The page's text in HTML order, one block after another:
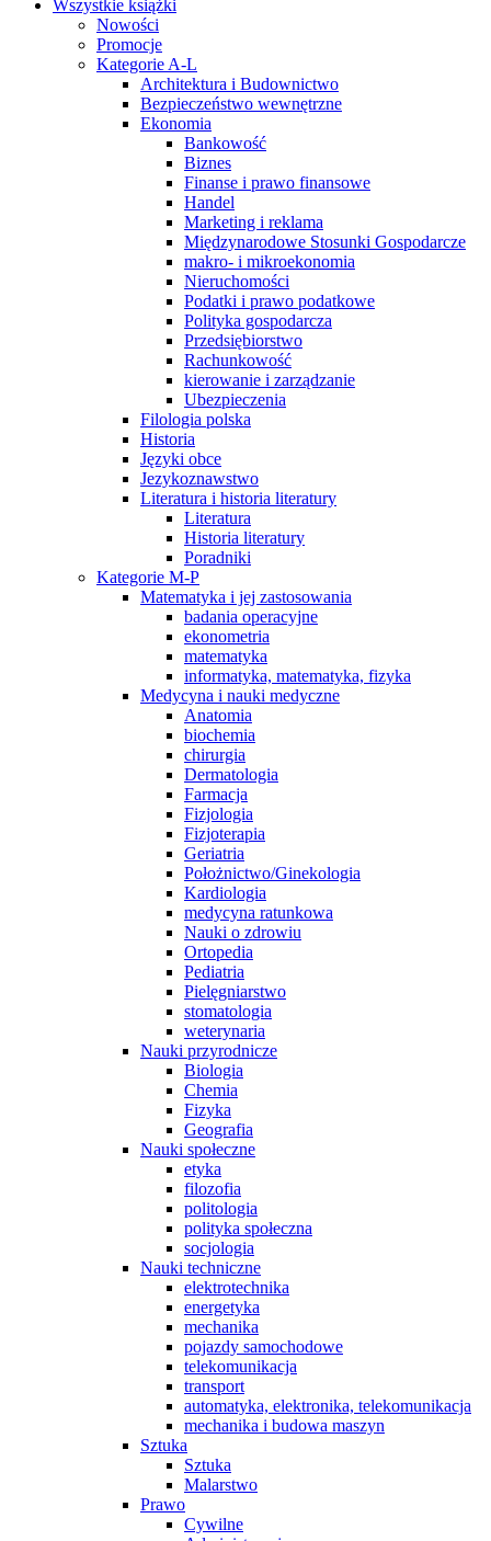
Wszystkie książki
Nowości
Promocje
Kategorie A-L
Architektura i Budownictwo
Bezpieczeństwo wewnętrzne
Ekonomia
Bankowość
Biznes
Finanse i prawo finansowe
Handel
Marketing i reklama
Międzynarodowe Stosunki Gospodarcze
makro- i mikroekonomia
Nieruchomości
Podatki i prawo podatkowe
Polityka gospodarcza
Przedsiębiorstwo
Rachunkowość
kierowanie i zarządzanie
Ubezpieczenia
Filologia polska
Historia
Języki obce
Jezykoznawstwo
Literatura i historia literatury
Literatura
Historia literatury
Poradniki
Kategorie M-P
Matematyka i jej zastosowania
badania operacyjne
ekonometria
matematyka
informatyka, matematyka, fizyka
Medycyna i nauki medyczne
Anatomia
biochemia
chirurgia
Dermatologia
Farmacja
Fizjologia
Fizjoterapia
Geriatria
Położnictwo/Ginekologia
Kardiologia
medycyna ratunkowa
Nauki o zdrowiu
Ortopedia
Pediatria
Pielęgniarstwo
stomatologia
weterynaria
Nauki przyrodnicze
Biologia
Chemia
Fizyka
Geografia
Nauki społeczne
etyka
filozofia
politologia
polityka społeczna
socjologia
Nauki techniczne
elektrotechnika
energetyka
mechanika
pojazdy samochodowe
telekomunikacja
transport
automatyka, elektronika, telekomunikacja
mechanika i budowa maszyn
Sztuka
Sztuka
Malarstwo
Prawo
Cywilne